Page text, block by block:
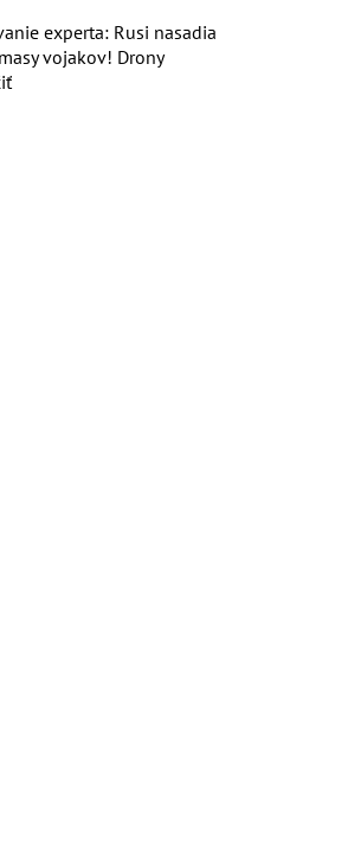
experta: Rusi nasadia
vojakov! Drony